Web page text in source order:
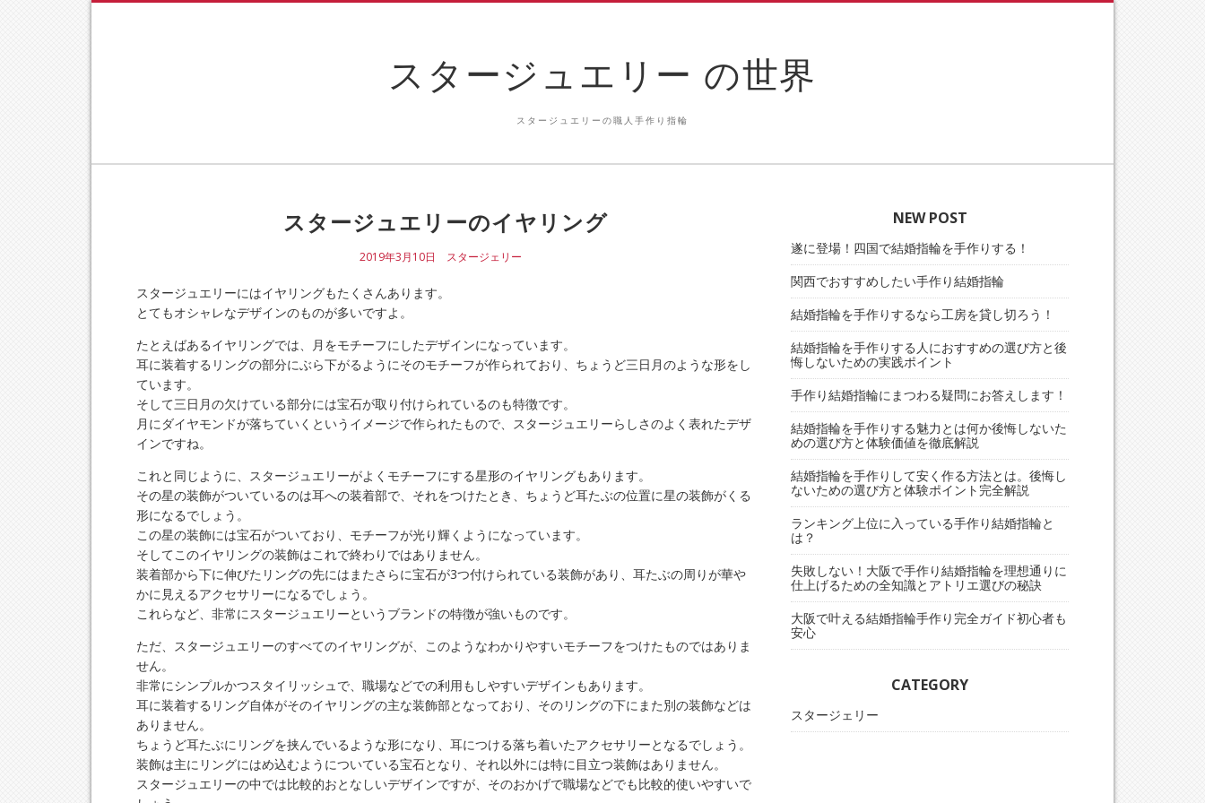
スタージュエリー の世界
スタージュエリーの職人手作り指輪
スタージュエリーのイヤリング
2019年3月10日 スタージェリー
スタージュエリーにはイヤリングもたくさんあります。
とてもオシャレなデザインのものが多いですよ。
たとえばあるイヤリングでは、月をモチーフにしたデザインになっています。
耳に装着するリングの部分にぶら下がるようにそのモチーフが作られており、ちょうど三日月のような形をし
ています。
そして三日月の欠けている部分には宝石が取り付けられているのも特徴です。
月にダイヤモンドが落ちていくというイメージで作られたもので、スタージュエリーらしさのよく表れたデザ
インですね。
これと同じように、スタージュエリーがよくモチーフにする星形のイヤリングもあります。
その星の装飾がついているのは耳への装着部で、それをつけたとき、ちょうど耳たぶの位置に星の装飾がくる
形になるでしょう。
この星の装飾には宝石がついており、モチーフが光り輝くようになっています。
そしてこのイヤリングの装飾はこれで終わりではありません。
装着部から下に伸びたリングの先にはまたさらに宝石が3つ付けられている装飾があり、耳たぶの周りが華や
かに見えるアクセサリーになるでしょう。
これらなど、非常にスタージュエリーというブランドの特徴が強いものです。
ただ、スタージュエリーのすべてのイヤリングが、このようなわかりやすいモチーフをつけたものではありま
せん。
非常にシンプルかつスタイリッシュで、職場などでの利用もしやすいデザインもあります。
耳に装着するリング自体がそのイヤリングの主な装飾部となっており、そのリングの下にまた別の装飾などは
ありません。
ちょうど耳たぶにリングを挟んでいるような形になり、耳につける落ち着いたアクセサリーとなるでしょう。
装飾は主にリングにはめ込むようについている宝石となり、それ以外には特に目立つ装飾はありません。
スタージュエリーの中では比較的おとなしいデザインですが、そのおかげで職場などでも比較的使いやすいで
NEW POST
遂に登場！四国で結婚指輪を手作りする！
関西でおすすめしたい手作り結婚指輪
結婚指輪を手作りするなら工房を貸し切ろう！
結婚指輪を手作りする人におすすめの選び方と後
悔しないための実践ポイント
手作り結婚指輪にまつわる疑問にお答えします！
結婚指輪を手作りする魅力とは何か後悔しないた
めの選び方と体験価値を徹底解説
結婚指輪を手作りして安く作る方法とは。後悔し
ないための選び方と体験ポイント完全解説
ランキング上位に入っている手作り結婚指輪と
は？
失敗しない！大阪で手作り結婚指輪を理想通りに
仕上げるための全知識とアトリエ選びの秘訣
大阪で叶える結婚指輪手作り完全ガイド初心者も
安心
CATEGORY
スタージェリー